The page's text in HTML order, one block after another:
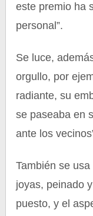
este premio ha
personal”.
Se luce,
orgullo, por
radiante, su
se paseaba en
ante los
También se
joyas, peinado
puesto, y el